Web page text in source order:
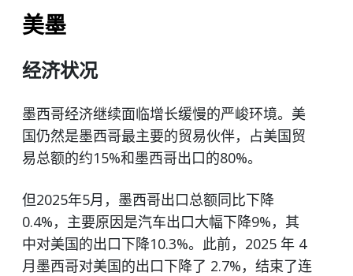
美墨
经济状况
墨西哥经济继续面临增长缓慢的严峻环境。美
国仍然是墨西哥最主要的贸易伙伴，占美国贸
易总额的约15%和墨西哥出口的80%。
但2025年5月，墨西哥出口总额同比下降
0.4%，主要原因是汽车出口大幅下降9%，其
中对美国的出口下降10.3%。此前，2025 年 4
月墨西哥对美国的出口下降了 2.7%，结束了连